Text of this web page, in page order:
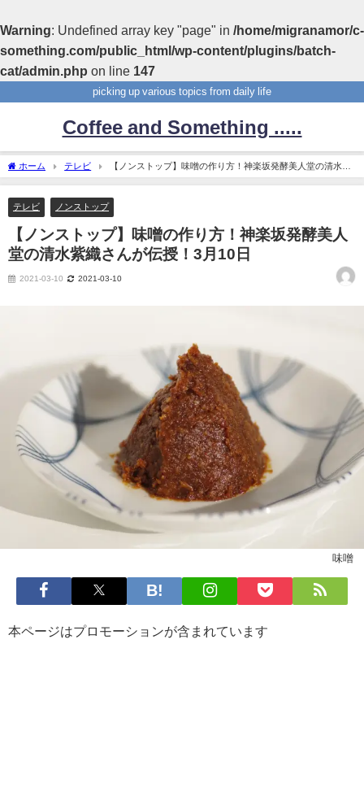
Warning: Undefined array key "page" in /home/migranamor/c-
something.com/public_html/wp-content/plugins/batch-
cat/admin.php on line 147
picking up various topics from daily life
Coffee and Something .....
ホーム テレビ
【ノンストップ】味噌の作り方！神楽坂発酵美人堂の清水紫
織さんが伝授！3月10日
テレビ ノンストップ
【ノンストップ】味噌の作り方！神楽坂発酵美人
堂の清水紫織さんが伝授！3月10日
2021-03-10 2021-03-10
味噌
本ページはプロモーションが含まれています